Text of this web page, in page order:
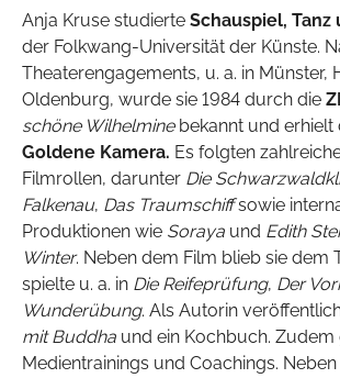
Anja Kruse studierte Schauspiel, Tanz
der Folkwang-Universität der Künste.
Theaterengagements, u. a. in Münster,
Oldenburg, wurde sie 1984 durch die
schöne Wilhelminebekannt und erhielt
Goldene Kamera. Es folgten
Filmrollen, darunter Die
Falkenau, Das Traumschiffsowie
Produktionen wie Soraya und Edith
Winter. Neben dem Film blieb sie dem
spielte u. a. in Die Reifeprüfung, Der
Wunderübung. Als Autorin
mit Buddha und ein Kochbuch. Zudem
Medientrainings und Coachings.